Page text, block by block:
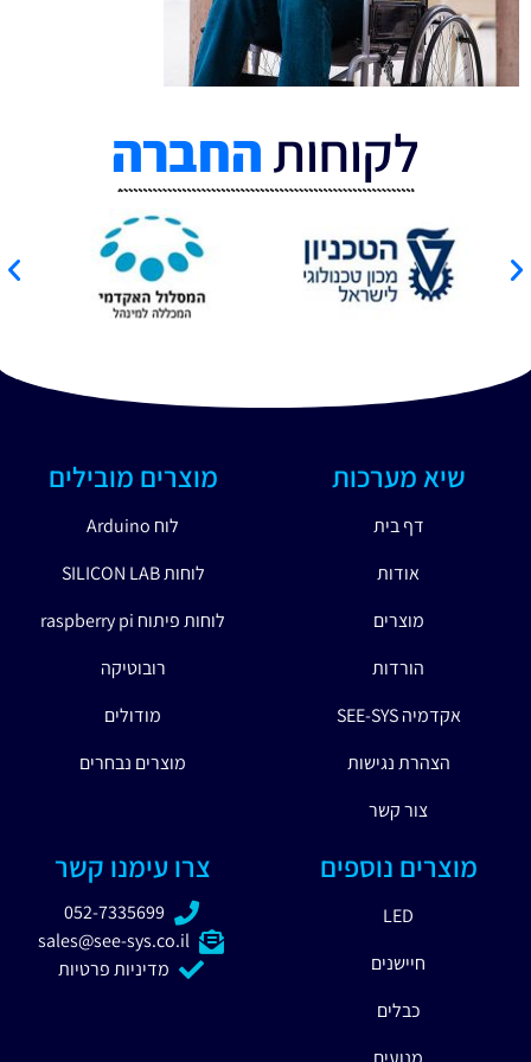
לקוחותהחברה
שיא מערכות
דף בית
אודות
מוצרים
הורדות
אקדמיה SEE-SYS
הצהרת נגישות
צור קשר
מוצרים מובילים
לוח Arduino
לוחות SILICON LAB
לוחות פיתוח raspberry pi
רובוטיקה
מודולים
מוצרים נבחרים
מוצרים נוספים
LED
חיישנים
כבלים
צרו עימנו קשר
052-7335699
sales@see-sys.co.il
מדיניות פרטיות